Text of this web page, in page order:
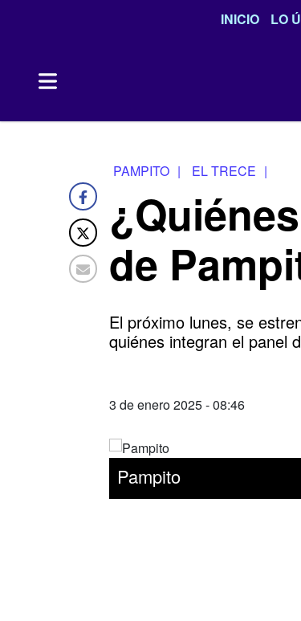
INICIO LO
PAMPITO | EL TRECE |
de
El próximo lunes, se
quiénes integran el panel
3 de enero 2025 - 08:46
Pampito